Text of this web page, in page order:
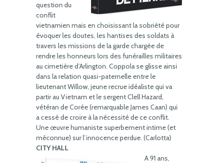
question du
conflit
vietnamien mais en choisissant la sobriété pour
évoquer les doutes, les hantises des soldats à
travers les missions de la garde chargée de
rendre les honneurs lors des funérailles militaires
au cimetière d’Arlington. Coppola se glisse ainsi
dans la relation quasi-paternelle entre le
lieutenant Willow, jeune recrue idéaliste qui va
partir au Vietnam et le sergent Clell Hazard,
vétéran de Corée (remarquable James Caan) qui
a cessé de croire à la nécessité de ce conflit.
Une œuvre humaniste superbement intime (et
méconnue) sur l’innocence perdue. (Carlotta)
CITY HALL
A 91 ans,